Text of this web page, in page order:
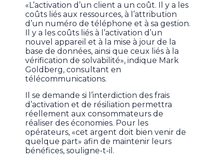
«L’activation d’un client a un coût. Il y a les
coûts liés aux ressources, à l’attribution
d’un numéro de téléphone et à sa gestion.
Il y a les coûts liés à l’activation d’un
nouvel appareil et à la mise à jour de la
base de données, ainsi que ceux liés à la
vérification de solvabilité», indique Mark
Goldberg, consultant en
télécommunications.
Il se demande si l’interdiction des frais
d’activation et de résiliation permettra
réellement aux consommateurs de
réaliser des économies. Pour les
opérateurs, «cet argent doit bien venir de
quelque part» afin de maintenir leurs
bénéfices, souligne-t-il.